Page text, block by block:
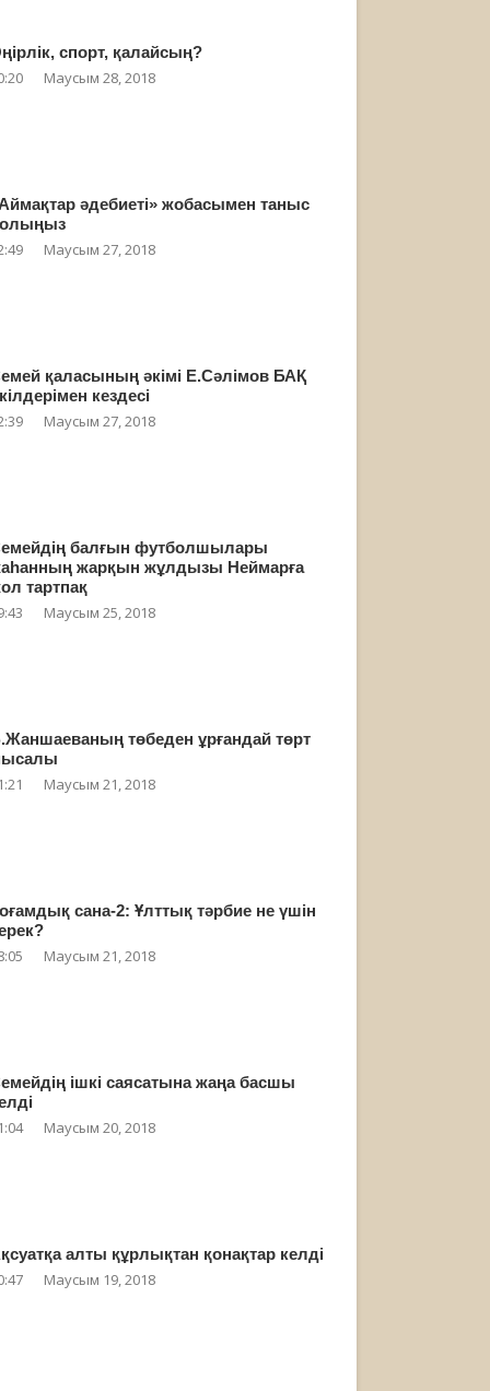
спорт, қалайсың?
Маусым 28, 2018
әдебиеті» жобасымен таныс
Маусым 27, 2018
қаласының әкімі Е.Сәлімов БАҚ
кездесі
Маусым 27, 2018
балғын футболшылары
жарқын жұлдызы Неймарға
тартпақ
Маусым 25, 2018
төбеден ұрғандай төрт
Маусым 21, 2018
сана-2: Ұлттық тәрбие не үшін
Маусым 21, 2018
ішкі саясатына жаңа басшы
Маусым 20, 2018
алты құрлықтан қонақтар келді
Маусым 19, 2018